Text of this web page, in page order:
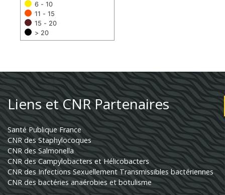
6 - 10
11 - 15
15 - 20
> 20
Liens et CNR Partenaires
Santé Publique France
CNR des Staphylocoques
CNR des Salmonella
CNR des Campylobacters et Hélicobacters
CNR des Infections Sexuellement Transmissibles bactériennes
CNR des bactéries anaérobies et botulisme